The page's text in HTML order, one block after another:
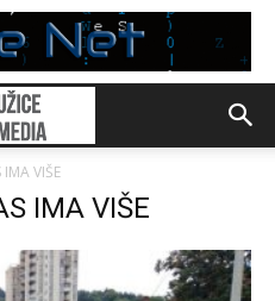
VIŠE
IMA VIŠE